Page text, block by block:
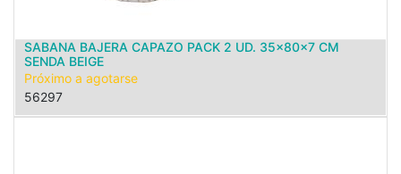
SABANA BAJERA CAPAZO PACK 2 UD. 35x80x7 CM
SENDA BEIGE
Próximo a agotarse
56297